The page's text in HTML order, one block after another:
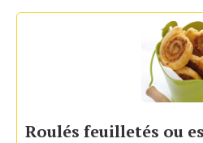
Roulés feuilletés ou